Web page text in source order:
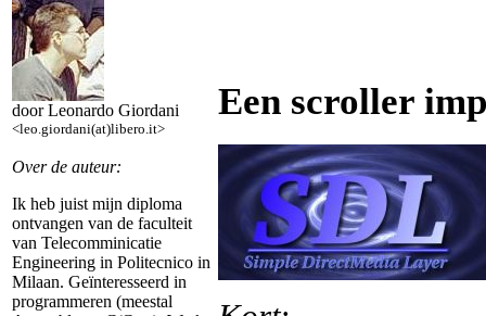
door Leonardo Giordani
<leo.giordani(at)libero.it>
Over de auteur:
Ik heb juist mijn diploma
ontvangen van de faculteit
van Telecomminicatie
Engineering in Politecnico in
Milaan. Geïnteresseerd in
programmeren (meestal
Een scroller